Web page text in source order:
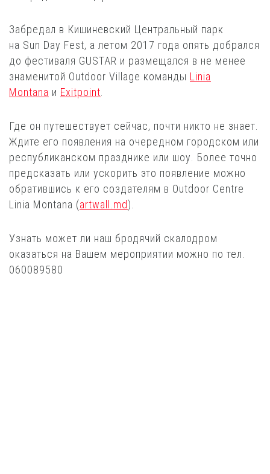
Забредал в Кишиневский Центральный парк
на Sun Day Fest, а летом 2017 года опять добрался
до фестиваля GUSTAR и размещался в не менее
знаменитой Outdoor Village команды Linia
Montana и Exitpoint
Где он путешествует сейчас, почти никто не знает.
Ждите его появления на очередном городском или
республиканском празднике или шоу. Более точно
предсказать или ускорить это появление можно
обратившись к его создателям в Outdoor Centre
Linia Montana (artwall.md).
Узнать может ли наш бродячий скалодром
оказаться на Вашем мероприятии можно по тел.
060089580